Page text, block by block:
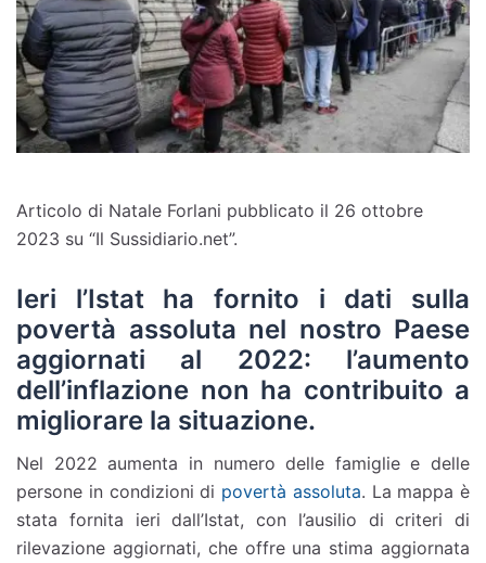
Articolo di Natale Forlani pubblicato il 26 ottobre
2023 su “Il Sussidiario.net”.
Ieri l’Istat ha fornito i dati sulla
povertà assoluta nel nostro Paese
aggiornati al 2022: l’aumento
dell’inflazione non ha contribuito a
migliorare la situazione.
Nel 2022 aumenta in numero delle famiglie e delle
persone in condizioni di povertà assoluta. La mappa è
stata fornita ieri dall’Istat, con l’ausilio di criteri di
rilevazione aggiornati, che offre una stima aggiornata